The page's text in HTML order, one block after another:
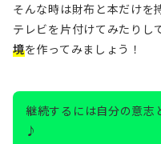
そんな時は財布と本だけを
テレビを片付けてみたりして
境を作ってみましょう！
継続するには自分の意志
♪